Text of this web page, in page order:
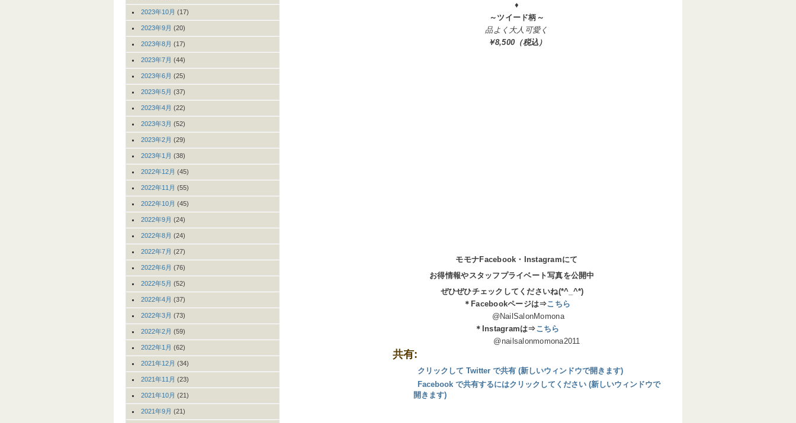
♦
～ツイード柄～
品よく大人可愛く
￥8,500（税込）
モモナFacebook・Instagramにて
お得情報やスタッフプライベート写真を公開中
ぜひぜひチェックしてくださいね(*^_^*)
＊Facebookページは⇒こちら
@NailSalonMomona
＊Instagramは⇒こちら
@nailsalonmomona2011
共有:
クリックして Twitter で共有 (新しいウィンドウで開きます)
Facebook で共有するにはクリックしてください (新しいウィンドウで
開きます)
2023年10月 (17)
2023年9月 (20)
2023年8月 (17)
2023年7月 (44)
2023年6月 (25)
2023年5月 (37)
2023年4月 (22)
2023年3月 (52)
2023年2月 (29)
2023年1月 (38)
2022年12月 (45)
2022年11月 (55)
2022年10月 (45)
2022年9月 (24)
2022年8月 (24)
2022年7月 (27)
2022年6月 (76)
2022年5月 (52)
2022年4月 (37)
2022年3月 (73)
2022年2月 (59)
2022年1月 (62)
2021年12月 (34)
2021年11月 (23)
2021年10月 (21)
2021年9月 (21)